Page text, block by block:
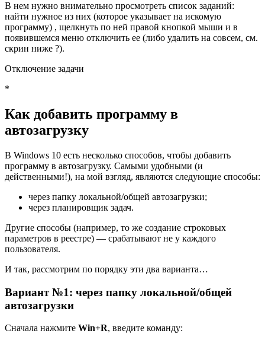
В нем нужно внимательно просмотреть список заданий:
найти нужное из них (которое указывает на искомую
программу) , щелкнуть по ней правой кнопкой мыши и в
появившемся меню отключить ее (либо удалить на совсем, см.
скрин ниже ?).
Отключение задачи
*
Как добавить программу в
автозагрузку
В Windows 10 есть несколько способов, чтобы добавить
программу в автозагрузку. Самыми удобными (и
действенными!), на мой взгляд, являются следующие способы:
через папку локальной/общей автозагрузки;
через планировщик задач.
Другие способы (например, то же создание строковых
параметров в реестре) — срабатывают не у каждого
пользователя.
И так, рассмотрим по порядку эти два варианта…
Вариант №1: через папку локальной/общей
автозагрузки
Сначала нажмите Win+R, введите команду: